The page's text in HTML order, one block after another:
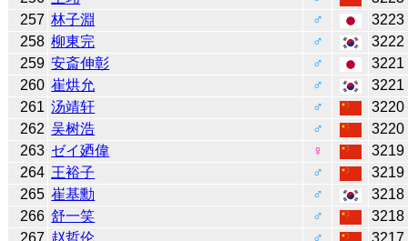
257 林子淵 ♂
3223
258 柳東完 ♂
3222
259 安斎伸彰 ♂
3221
260 崔烘允 ♂
3221
261 汤靖轩 ♂
3220
262 吴树浩 ♂
3220
263 ゼイ廼偉 ♀
3219
264 王裕子 ♂
3219
265 崔基勳 ♂
3218
266 舒一笑 ♂
3218
267 赵哲伦 ♂ 3217